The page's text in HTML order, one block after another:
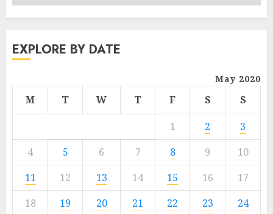
EXPLORE BY DATE
May 2020
M T W T F S
S
1
2
3
4
5 6 7 8 9
10
11
12 13 14 15 16
17
18
19 20 21 22 23
24